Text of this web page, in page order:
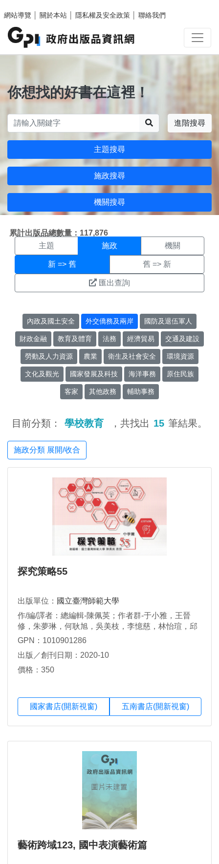
網站導覽
關於本站 隱私權及安全政策 聯絡我們
你想找的好書在這裡！
進階搜尋
主題搜尋
施政搜尋
機關搜尋
累計出版品總數量：117,876
施政搜尋結果頁面
主題 施政 機關
新 => 舊 舊 => 新
匯出查詢
內政及國土安全 外交僑務及兩岸 國防及退伍軍人
財政金融 教育及體育 法務 經濟貿易 交通及建設
勞動及人力資源 農業 衛生及社會安全 環境資源
文化及觀光 國家發展及科技 海洋事務 原住民族
客家 其他政務 輔助事務
目前分類： 學校教育 ，共找出 15 筆結果。
施政分類 展開/收合
探究策略55
出版單位： 國立臺灣師範大學
作/編/譯者：總編輯-陳佩英；作者群-于小雅，王晉
修，朱夢琳，何耿旭，吳美枝，李憶慈，林怡瑄，邱
健銘，姚政男，施佳慧，孫細，徐嘉偉，張志維，張
陳正宜，陳佩妍，陳佳琪，陳柏羽，陳麗明，陶秀
英，曾麗娜，黃文貞，黃琪，劉美嬌，劉綉菁，蔡佩
GPN：1010901286
出版／創刊日期：2020-10
價格：350
國家書店(開新視窗) 五南書店(開新視窗)
藝術跨域123, 國中表演藝術篇